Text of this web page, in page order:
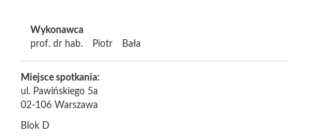
Wykonawca
prof. dr hab.
Piotr Bała
Miejsce spotkania:
ul. Pawińskiego 5a
02-106 Warszawa
Blok D